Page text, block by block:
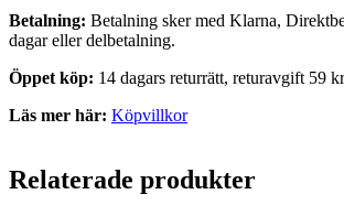
Betalning: Betalning sker med Klarna,
dagar eller delbetalning.
Öppet köp: 14 dagars returrätt, returavgift 59 kr
Läs mer här: Köpvillkor
Relaterade produkter